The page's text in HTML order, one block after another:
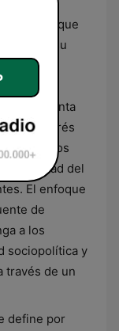
que
su
que
se orienta
de interés
del
El enfoque
de
a los
sociopolítica y
través de un
define por